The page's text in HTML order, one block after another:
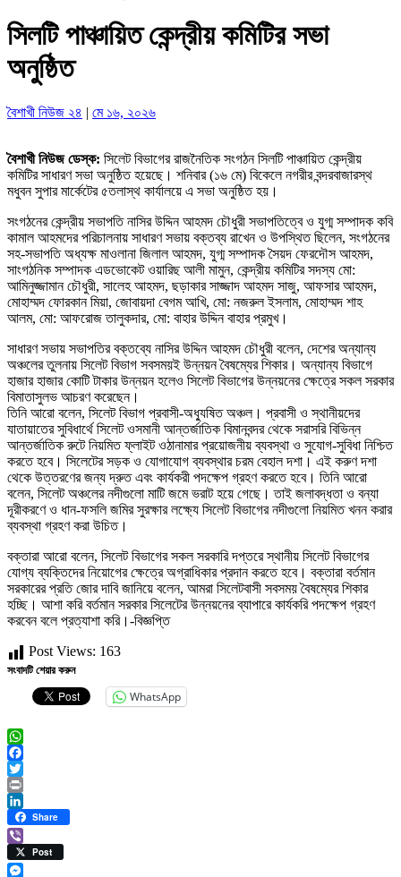
সিলটি পাঞ্চায়িত কেন্দ্রীয় কমিটির সভা
অনুষ্ঠিত
বৈশাখী নিউজ ২৪ | মে ১৬, ২০২৬
বৈশাখী নিউজ ডেস্ক: সিলেট বিভাগের রাজনৈতিক সংগঠন সিলটি পাঞ্চায়িত কেন্দ্রীয়
কমিটির সাধারণ সভা অনুষ্ঠিত হয়েছে। শনিবার (১৬ মে) বিকেলে নগরীর বন্দরবাজারস্থ
মধুবন সুপার মার্কেটের ৫তলাস্থ কার্যালয়ে এ সভা অনুষ্ঠিত হয়।
সংগঠনের কেন্দ্রীয় সভাপতি নাসির উদ্দিন আহমদ চৌধুরী সভাপতিত্বে ও যুগ্ম সম্পাদক কবি
কামাল আহমদের পরিচালনায় সাধারণ সভায় বক্তব্য রাখেন ও উপস্থিত ছিলেন, সংগঠনের
সহ-সভাপতি অধ্যক্ষ মাওলানা জিলাল আহমদ, যুগ্ম সম্পাদক সৈয়দ ফেরদৌস আহমদ,
সাংগঠনিক সম্পাদক এডভোকেট ওয়ারিছ আলী মামুন, কেন্দ্রীয় কমিটির সদস্য মো:
আমিনুজ্জামান চৌধুরী, সালেহ আহমদ, ছড়াকার সাজ্জাদ আহমদ সাজু, আফসার আহমদ,
মোহাম্মদ ফোরকান মিয়া, জোবায়দা বেগম আখি, মো: নজরুল ইসলাম, মোহাম্মদ শাহ
আলম, মো: আফরোজ তালুকদার, মো: বাহার উদ্দিন বাহার প্রমুখ।
সাধারণ সভায় সভাপতির বক্তব্যে নাসির উদ্দিন আহমদ চৌধুরী বলেন, দেশের অন্যান্য
অঞ্চলের তুলনায় সিলেট বিভাগ সবসময়ই উন্নয়ন বৈষম্যের শিকার। অন্যান্য বিভাগে
হাজার হাজার কোটি টাকার উন্নয়ন হলেও সিলেট বিভাগের উন্নয়নের ক্ষেত্রে সকল সরকার
বিমাতাসুলভ আচরণ করেছেন।
তিনি আরো বলেন, সিলেট বিভাগ প্রবাসী-অধ্যুষিত অঞ্চল। প্রবাসী ও স্থানীয়দের
যাতায়াতের সুবিধার্থে সিলেট ওসমানী আন্তর্জাতিক বিমানবন্দর থেকে সরাসরি বিভিন্ন
আন্তর্জাতিক রুটে নিয়মিত ফ্লাইট ওঠানামার প্রয়োজনীয় ব্যবস্থা ও সুযোগ-সুবিধা নিশ্চিত
করতে হবে। সিলেটের সড়ক ও যোগাযোগ ব্যবস্থার চরম বেহাল দশা। এই করুণ দশা
থেকে উত্তরণের জন্য দ্রুত এবং কার্যকরী পদক্ষেপ গ্রহণ করতে হবে। তিনি আরো
বলেন, সিলেট অঞ্চলের নদীগুলো মাটি জমে ভরাট হয়ে গেছে। তাই জলাবদ্ধতা ও বন্যা
দূরীকরণে ও ধান-ফসলি জমির সুরক্ষার লক্ষ্যে সিলেট বিভাগের নদীগুলো নিয়মিত খনন করার
ব্যবস্থা গ্রহণ করা উচিত।
বক্তারা আরো বলেন, সিলেট বিভাগের সকল সরকারি দপ্তরে স্থানীয় সিলেট বিভাগের
যোগ্য ব্যক্তিদের নিয়োগের ক্ষেত্রে অগ্রাধিকার প্রদান করতে হবে। বক্তারা বর্তমান
সরকারের প্রতি জোর দাবি জানিয়ে বলেন, আমরা সিলেটবাসী সবসময় বৈষম্যের শিকার
হচ্ছি। আশা করি বর্তমান সরকার সিলেটের উন্নয়নের ব্যাপারে কার্যকরি পদক্ষেপ গ্রহণ
করবেন বলে প্রত্যাশা করি।-বিজ্ঞপ্তি
Post Views: 163
সংবাদটি শেয়ার করুন
WhatsApp
WhatsApp
Facebook
Twitter
Print
LinkedIn
Share
ViberPost